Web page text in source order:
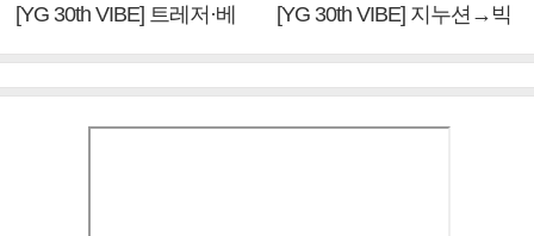
[YG 30th VIBE] 트레저·베
[YG 30th VIBE] 지누션→빅